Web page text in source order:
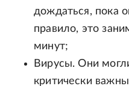
дождаться, пока
правило, это
минут;
Вирусы. Они
критически